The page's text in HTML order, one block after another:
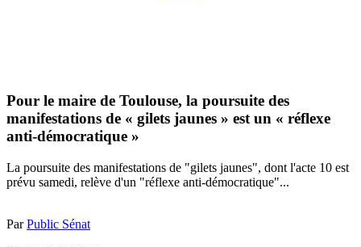
Pour le maire de Toulouse, la poursuite des
manifestations de « gilets jaunes » est un « réflexe
anti-démocratique »
La poursuite des manifestations de "gilets jaunes", dont l'acte 10 est
prévu samedi, relève d'un "réflexe anti-démocratique"...
ParPublic Sénat